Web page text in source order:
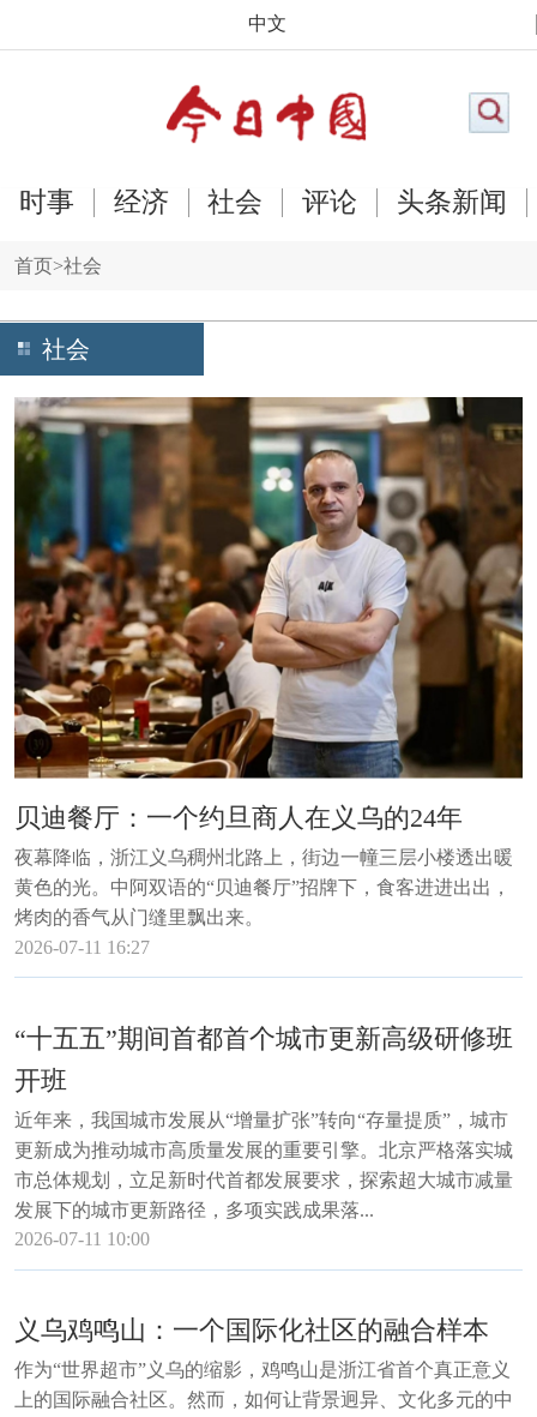
中文
时事 经济 社会 评论 头条新闻
首页>社会
社会
贝迪餐厅：一个约旦商人在义乌的24年
夜幕降临，浙江义乌稠州北路上，街边一幢三层小楼透出暖
黄色的光。中阿双语的“贝迪餐厅”招牌下，食客进进出出，
烤肉的香气从门缝里飘出来。
2026-07-11 16:27
“十五五”期间首都首个城市更新高级研修班
开班
近年来，我国城市发展从“增量扩张”转向“存量提质”，城市
更新成为推动城市高质量发展的重要引擎。北京严格落实城
市总体规划，立足新时代首都发展要求，探索超大城市减量
发展下的城市更新路径，多项实践成果落...
2026-07-11 10:00
义乌鸡鸣山：一个国际化社区的融合样本
作为“世界超市”义乌的缩影，鸡鸣山是浙江省首个真正意义
上的国际融合社区。然而，如何让背景迥异、文化多元的中